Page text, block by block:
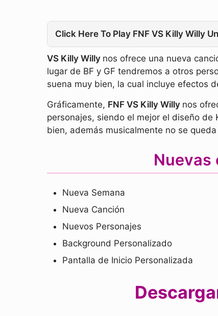
Click Here To Play FNF VS Killy Willy
VS Killy Willy nos ofrece una nueva
lugar de BF y GF tendremos a otros
suena muy bien, la cual incluye efectos
Gráficamente, FNF VS Killy Willy nos
personajes, siendo el mejor el diseño de
bien, además musicalmente no se
Nuevas
Nueva Semana
Nueva Canción
Nuevos Personajes
Background Personalizado
Pantalla de Inicio Personalizada